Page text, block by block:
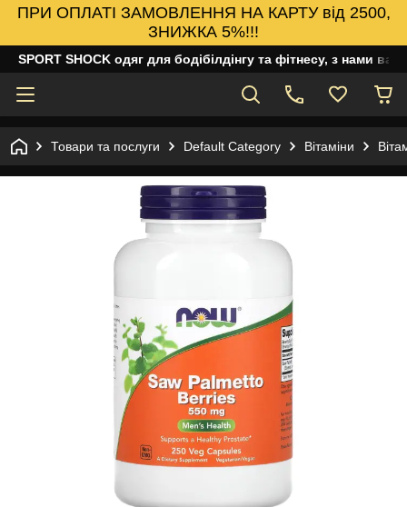
ПРИ ОПЛАТІ ЗАМОВЛЕННЯ НА КАРТУ від 2500,
ЗНИЖКА 5%!!!
SPORT SHOCK одяг для бодібілдінгу та фітнесу, з нами
Товари та послуги Default Category Вітаміни